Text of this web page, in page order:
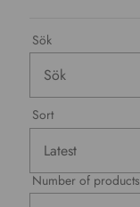
Sök
Sort
Number of products